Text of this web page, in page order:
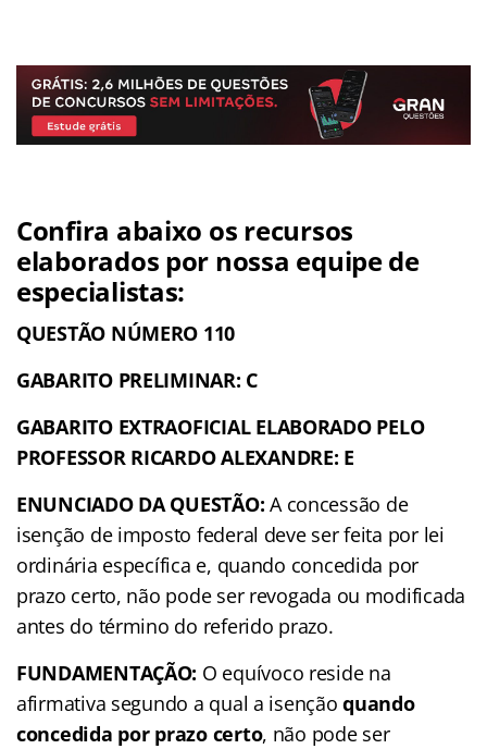
Confira abaixo os recursos
elaborados por nossa equipe de
especialistas:
QUESTÃO NÚMERO 110
GABARITO PRELIMINAR: C
GABARITO EXTRAOFICIAL ELABORADO PELO
PROFESSOR RICARDO ALEXANDRE: E
ENUNCIADO DA QUESTÃO:A concessão de
isenção de imposto federal deve ser feita por lei
ordinária específica e, quando concedida por
prazo certo, não pode ser revogada ou modificada
antes do término do referido prazo.
FUNDAMENTAÇÃO: O equívoco reside na
afirmativa segundo a qual a isençãoquando
concedida por prazo certo, não pode ser